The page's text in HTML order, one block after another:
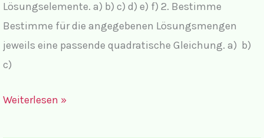
Lösungselemente. a) b) c) d) e) f) 2. Bestimme
Bestimme für die angegebenen Lösungsmengen
jeweils eine passende quadratische Gleichung. a) b)
c)
Aufgaben
Weiterlesen »